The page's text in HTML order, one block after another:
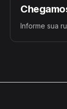
Informe sua